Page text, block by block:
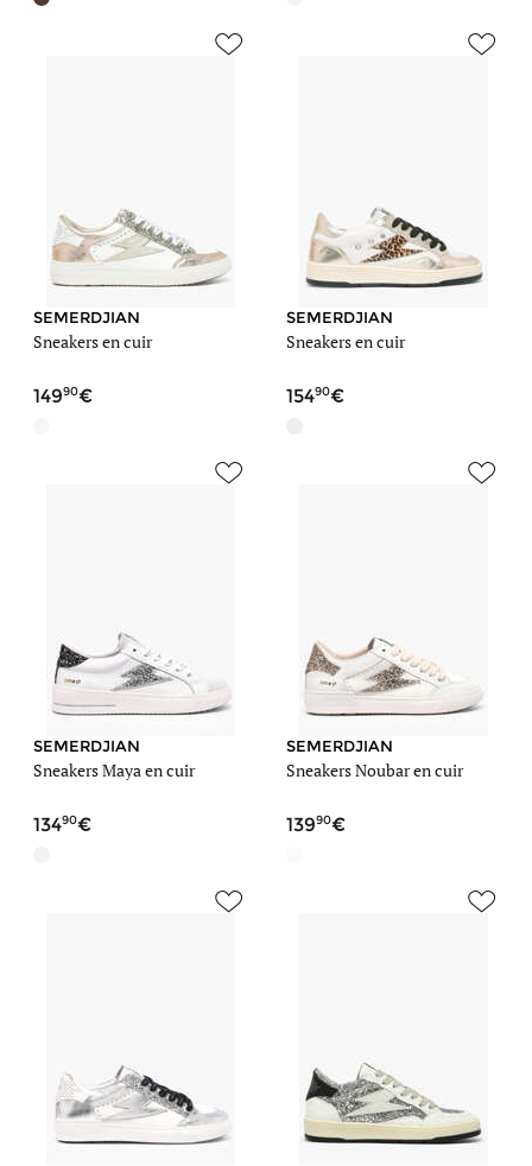
SEMERDJIAN
Sneakers en cuir
14990
SEMERDJIAN
Sneakers en cuir
15490
SEMERDJIAN
Sneakers Maya en cuir
13490
SEMERDJIAN
Sneakers Noubar en cuir
13990